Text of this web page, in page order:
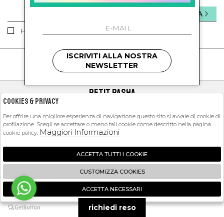
Ho letto ed accettato le condizioni sulla privacy.
INVIA
kids
PETIT PASHA
EXTRA
2026 Petit Pasha - P.iva : 09423341214 Powered by
Zucchetti
🍪
ISCRIVITI ALLA NOSTRA
NEWSLETTER
richiedi reso
Cookies & Privacy
Per offrire una migliore esperienza di navigazione questo sito si avvale di cookie di
profilazione. Scegli se accettare o meno tali cookie come descritto nella pagina
cookie policy. Maggiori Informazioni
ACCETTA TUTTI I COOKIE
CUSTOMIZZA COOKIES
ACCETTA NECESSARI